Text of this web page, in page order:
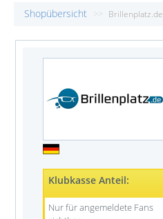
Shopübersicht >> Brillenplatz.de
Klubkasse Anteil:
Nur für angemeldete Fans